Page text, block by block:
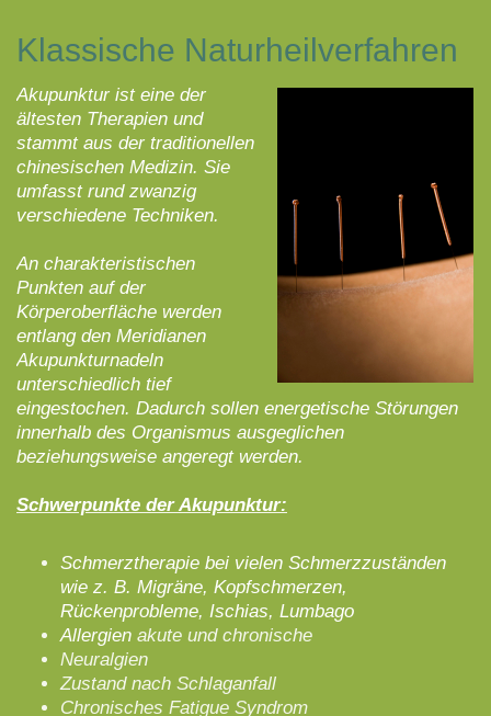
Klassische Naturheilverfahren
Akupunktur ist eine der
ältesten Therapien und
stammt aus der traditionellen
chinesischen Medizin. Sie
umfasst rund zwanzig
verschiedene Techniken.
An charakteristischen
Punkten auf der
Körperoberfläche werden
entlang den Meridianen
Akupunkturnadeln
unterschiedlich tief
eingestochen. Dadurch sollen energetische Störungen
innerhalb des Organismus ausgeglichen
beziehungsweise angeregt werden.
Schwerpunkte der Akupunktur:
Schmerztherapie bei vielen Schmerzzuständen
wie z. B. Migräne, Kopfschmerzen,
Rückenprobleme, Ischias, Lumbago
Allergien akute und chronische
Neuralgien
Zustand nach Schlaganfall
Chronisches Fatigue Syndrom